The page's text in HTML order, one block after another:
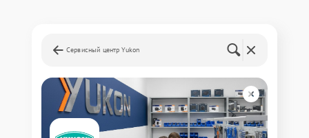
Сервисный центр Yukon